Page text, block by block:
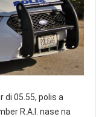
di 05.55, polis a
R.A.I. nase na